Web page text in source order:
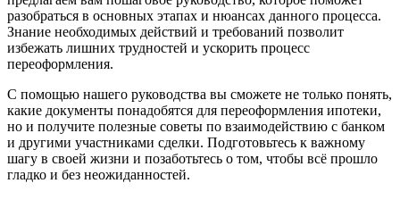
разобраться в основных этапах и нюансах данного процесса.
Знание необходимых действий и требований позволит
избежать лишних трудностей и ускорить процесс
переоформления.
С помощью нашего руководства вы сможете не только понять,
какие документы понадобятся для переоформления ипотеки,
но и получите полезные советы по взаимодействию с банком
и другими участниками сделки. Подготовьтесь к важному
шагу в своей жизни и позаботьтесь о том, чтобы всё прошло
гладко и без неожиданностей.